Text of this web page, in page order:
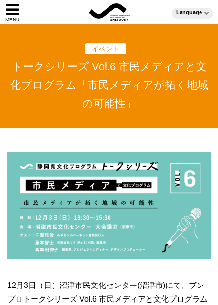
Language
イベント
トークシリーズ Vol.6 市民メディアと文
化プログラム「市民メディアが拓く地域
の可能性」
12月3日（日）沼津市民文化センター(沼津市)にて、ブン
プロトークシリーズ Vol.6 市民メディアと文化プログラム